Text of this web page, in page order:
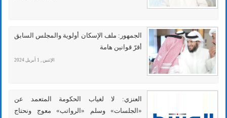
الجمهور: ملف الإسكان أولوية والمجلس السابق
أقرّ قوانين هامة
الإثنين , 1 أبريل 2024
العنزي: لا لغياب الحكومة المتعمد عن
«الجلسات» وسلم «الرواتب» معوج ونحتاج